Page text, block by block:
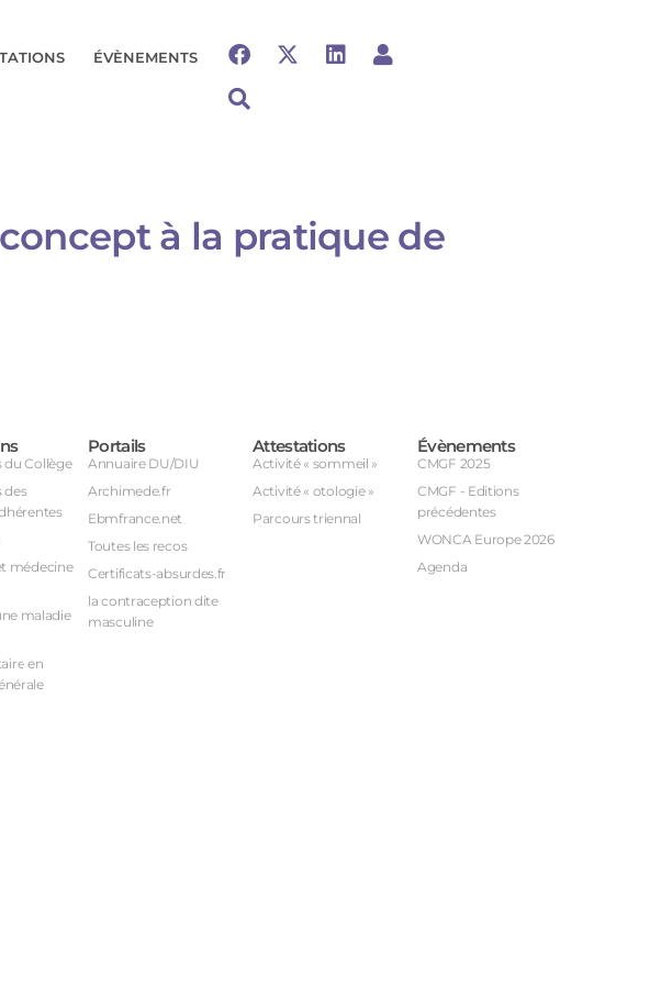
ÉVÈNEMENTS
à la pratique de
Collège
des
médecine
maladie
en
Portails
Annuaire DU/DIU
Archimede.fr
Ebmfrance.net
Toutes les recos
Certificats-absurdes.fr
la contraception dite
masculine
Attestations
Activité « sommeil »
Activité « otologie »
Parcours triennal
Évènements
CMGF 2025
CMGF - Editions
précédentes
WONCA Europe 2026
Agenda